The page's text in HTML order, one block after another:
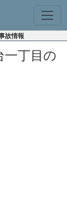
故情報
一丁目の